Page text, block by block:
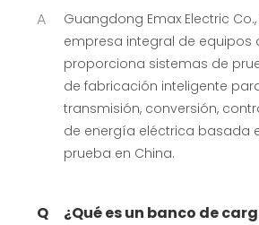
A
Guangdong Emax Electric
empresa integral de equipos
proporciona sistemas de
de fabricación inteligente
transmisión, conversión,
de energía eléctrica basada
prueba en China.
Q
¿Qué es un banco de